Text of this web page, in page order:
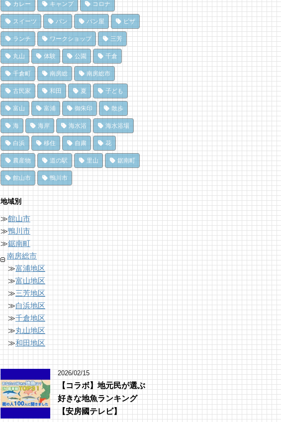
ろてん専門店
「ところてん小屋 青木」
14 views|by原みりか
和田町仁我浦で、エコヴィレッ
ジUMIKAZE開拓中！
14 views|byあわみなこ
南房総・岩井にクラフトビール
醸造所。体験を届ける新たな拠
点へ
12 views |byなべたゆかり
いに和田町に行こう！〈前編〉
70 views |byshouji naomi
ドライブ休憩にオススメ！「と
みうら元気倶楽部」でホッと一
息♪
65 views|byフジイ ミツコ
南房総の海を食らう！天然とこ
ろてん専門店
「ところてん小屋 青木」
64 views |by原みりか
冬でも楽しめる！沖ノ島の無人
島探検！
10,163 views|by福美
洗濯は持ち帰らない！カフェ併
設のコインランドリーで帰宅前
に洗濯
8,896 views | byなべたゆかり
「房総の駅とみうら」で夕食を
済ませて渋滞を回避しよう！
8,765 views| byari-iku
カレー キャンプ コロナ
スイーツ パン パン屋 ピザ
ランチ ワークショップ 三芳
丸山 体験 公園 千倉
千倉町 南房総 南房総市
古民家 和田 夏 子ども
富山 富浦 御朱印 散歩
海 海岸 海水浴 海水浴場
白浜 移住 自粛 花
農産物 道の駅 里山 鋸南町
館山市 鴨川市
地域別
≫館山市
≫鴨川市
≫鋸南町
南房総市
≫富浦地区
≫富山地区
≫三芳地区
≫白浜地区
≫千倉地区
≫丸山地区
≫和田地区
2026/02/15
【コラボ】地元民が選ぶ
好きな地魚ランキング
【安房國テレビ】